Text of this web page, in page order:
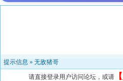
提示信息 » 无敌猪哥
请直接登录用户访问论坛，或请 【